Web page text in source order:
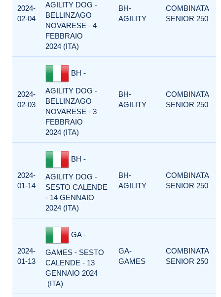
2024-
02-04
AGILITY DOG -
BELLINZAGO
NOVARESE - 4
FEBBRAIO
2024 (ITA)
BH-
AGILITY
COMBINATA
SENIOR 250
2024-
02-03
BH -
AGILITY DOG -
BELLINZAGO
NOVARESE - 3
FEBBRAIO
2024 (ITA)
BH-
AGILITY
COMBINATA
SENIOR 250
2024-
01-14
BH -
AGILITY DOG -
SESTO CALENDE
- 14 GENNAIO
2024 (ITA)
BH-
AGILITY
COMBINATA
SENIOR 250
2024-
01-13
GA -
GAMES - SESTO
CALENDE - 13
GENNAIO 2024
(ITA)
GA-
GAMES
COMBINATA
SENIOR 250